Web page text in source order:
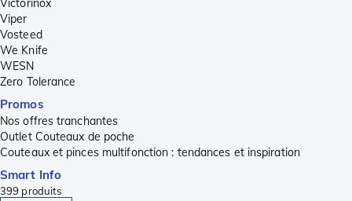
Victorinox
Viper
Vosteed
We Knife
WESN
Zero Tolerance
Promos
Nos offres tranchantes
Outlet Couteaux de poche
Couteaux et pinces multifonction : tendances et inspiration
Smart Info
399 produits